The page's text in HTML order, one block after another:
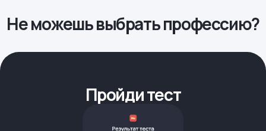
Не можешь выбрать профессию?
Пройди тест